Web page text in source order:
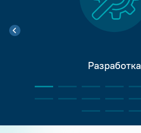
Разработка